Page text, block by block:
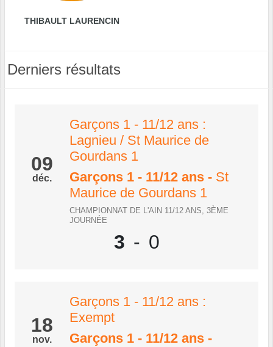
THIBAULT LAURENCIN
Derniers résultats
09
déc.
Garçons 1 - 11/12 ans :
Lagnieu / St Maurice de
Gourdans 1
Garçons 1 - 11/12 ans - St
Maurice de Gourdans 1
CHAMPIONNAT DE L'AIN 11/12 ANS, 3ÈME
JOURNÉE
3 - 0
18
nov.
Garçons 1 - 11/12 ans :
Exempt
Garçons 1 - 11/12 ans -